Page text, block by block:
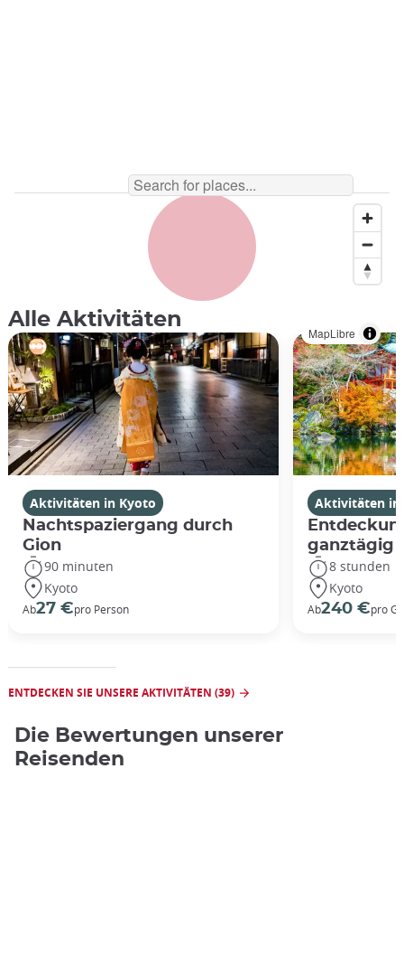
MapLibre
Alle Aktivitäten
Aktivitäten in Kyoto
Nachtspaziergang durch
Gion
90 minuten
Kyoto
Ab27 €pro Person
Aktivitäten in
ganztägig
8 stunden
Kyoto
Ab240 €pro
ENTDECKEN SIE UNSERE AKTIVITÄTEN (39)
Die Bewertungen unserer
Reisenden